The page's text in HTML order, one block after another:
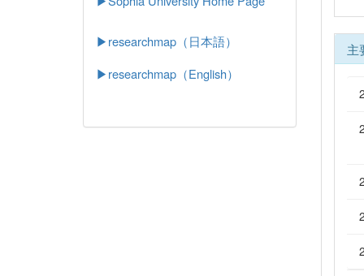
主
▶researchmap（日本語）
▶researchmap（English）